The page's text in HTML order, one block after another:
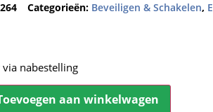
Categorieën: Beveiligen & Schakelen,
via nabestelling
aan winkelwagen